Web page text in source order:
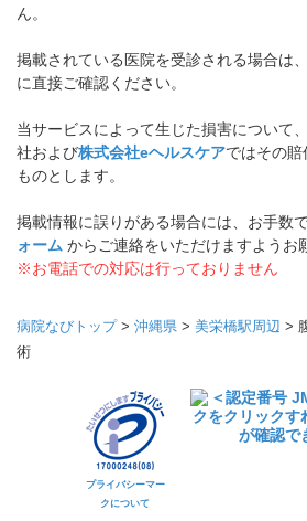
ん。
掲載されている医院を受診される場合は
に直接ご確認ください。
当サービスによって生じた損害について
社および株式会社eヘルスケアではその
ものとします。
掲載情報に誤りがある場合には、お手数
ォーム からご連絡をいただけますようお
※お電話での対応は行っておりません
病院なびトップ> 沖縄県 > 美栄橋駅周辺 >
術
プライバシーマー
クについて